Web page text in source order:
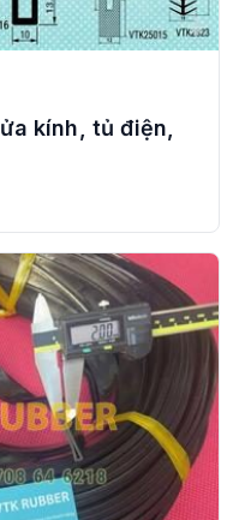
kính, tủ điện,